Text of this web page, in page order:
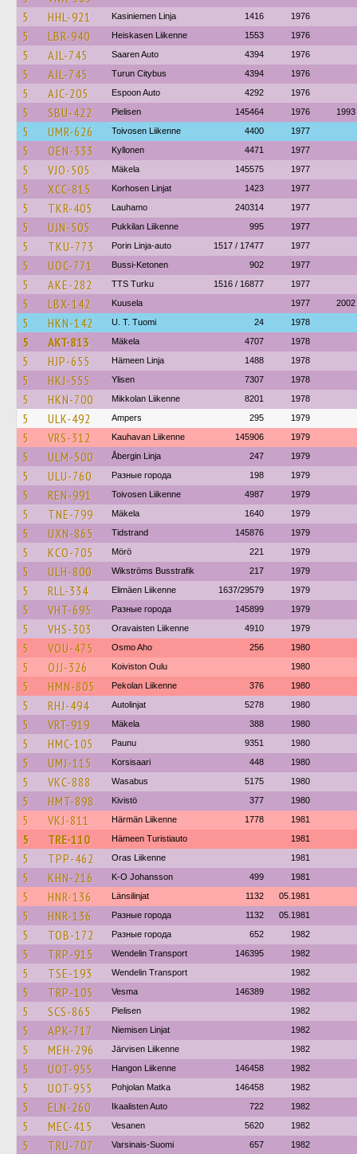
5 HHL-921 Kasiniemen Linja 1416 1976
5 LBR-940 Heiskasen Liikenne 1553 1976
5 AJL-745 Saaren Auto 4394 1976
5 AJL-745 Turun Citybus 4394 1976
5 AJC-205 Espoon Auto 4292 1976
5 SBU-422 Pielisen 145464 1976 1993
5 UMR-626 Toivosen Liikenne 4400 1977
5 OEN-333 Kyllonen 4471 1977
5 VJO-505 Mäkela 145575 1977
5 XCC-815 Korhosen Linjat 1423 1977
5 TKR-405 Lauhamo 240314 1977
5 UJN-505 Pukkilan Liikenne 995 1977
5 TKU-773 Porin Linja-auto 1517 / 17477 1977
5 UOC-771 Bussi-Ketonen 902 1977
5 AKE-282 TTS Turku 1516 / 16877 1977
5 LBX-142 Kuusela 1977 2002
5 HKN-142 U. T. Tuomi 24 1978
5 AKT-813 Mäkela 4707 1978
5 HJP-655 Hämeen Linja 1488 1978
5 HKJ-555 Ylisen 7307 1978
5 HKN-700 Mikkolan Liikenne 8201 1978
5 ULK-492 Ampers 295 1979
5 VRS-312 Kauhavan Liikenne 145906 1979
5 ULM-500 Åbergin Linja 247 1979
5 ULU-760 Разные города 198 1979
5 REN-991 Toivosen Liikenne 4987 1979
5 TNE-799 Mäkela 1640 1979
5 UXN-865 Tidstrand 145876 1979
5 KCO-705 Mörö 221 1979
5 ULH-800 Wikströms Busstrafik 217 1979
5 RLL-334 Elimäen Liikenne 1637/29579 1979
5 VHT-695 Разные города 145899 1979
5 VHS-303 Oravaisten Liikenne 4910 1979
5 VOU-475 Osmo Aho 256 1980
5 OJJ-326 Koiviston Oulu 1980
5 HMN-805 Pekolan Liikenne 376 1980
5 RHJ-494 Autolinjat 5278 1980
5 VRT-919 Mäkela 388 1980
5 HMC-105 Paunu 9351 1980
5 UMJ-115 Korsisaari 448 1980
5 VKC-888 Wasabus 5175 1980
5 HMT-898 Kivistö 377 1980
5 VKJ-811 Härmän Liikenne 1778 1981
5 TRE-110 Hämeen Turistiauto 1981
5 TPP-462 Oras Liikenne 1981
5 KHN-216 K-O Johansson 499 1981
5 HNR-136 Länsilinjat 1132 05.1981
5 HNR-136 Разные города 1132 05.1981
5 TOB-172 Разные города 652 1982
5 TRP-915 Wendelin Transport 146395 1982
5 TSE-193 Wendelin Transport 1982
5 TRP-105 Vesma 146389 1982
5 SCS-865 Pielisen 1982
5 APK-717 Niemisen Linjat 1982
5 MEH-296 Järvisen Liikenne 1982
5 UOT-955 Hangon Liikenne 146458 1982
5 UOT-955 Pohjolan Matka 146458 1982
5 ELN-260 Ikaalisten Auto 722 1982
5 MEC-415 Vesanen 5620 1982
5 TRU-707 Varsinais-Suomi 657 1982